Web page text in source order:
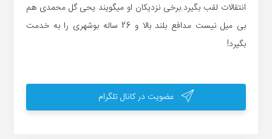
انتقالات لقب بگیرد.برخی نزدیکان او میگویند یحی گل محمدی هم
بی میل نیست مدافع بلند بالا و 26 ساله بوشهری را به خدمت
بگیرد!
عضویت در کانال تلگرام